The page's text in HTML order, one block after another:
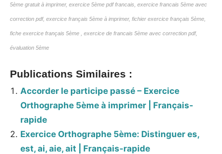
5ème gratuit à imprimer, exercice 5ème pdf francais, exercice francais 5ème avec
correction pdf, exercice français 5ème à imprimer, fichier exercice français 5ème,
fiche exercice français 5ème , exercice de francais 5ème avec correction pdf,
évaluation 5ème
Publications Similaires :
Accorder le participe passé – Exercice
Orthographe 5ème à imprimer | Français-
rapide
Exercice Orthographe 5ème: Distinguer es,
est, ai, aie, ait | Français-rapide